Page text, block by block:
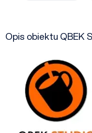
Opis obiektu QBEK